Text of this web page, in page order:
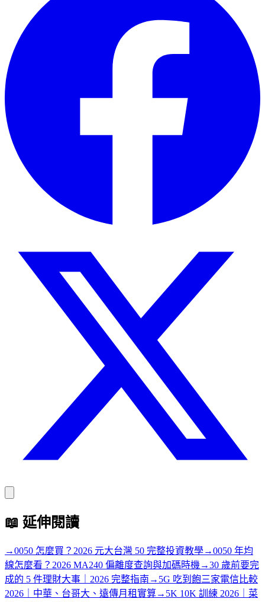
📖 延伸閱讀
→0050 怎麼買？2026 元大台灣 50 完整投資教學→0050 年均
線怎麼看？2026 MA240 偏離度查詢與加碼時機→30 歲前要完
成的 5 件理財大事｜2026 完整指南 → 5G 吃到飽三家電信比較
2026｜中華、台哥大、遠傳月租實算→ 5K 10K 訓練 2026｜菜